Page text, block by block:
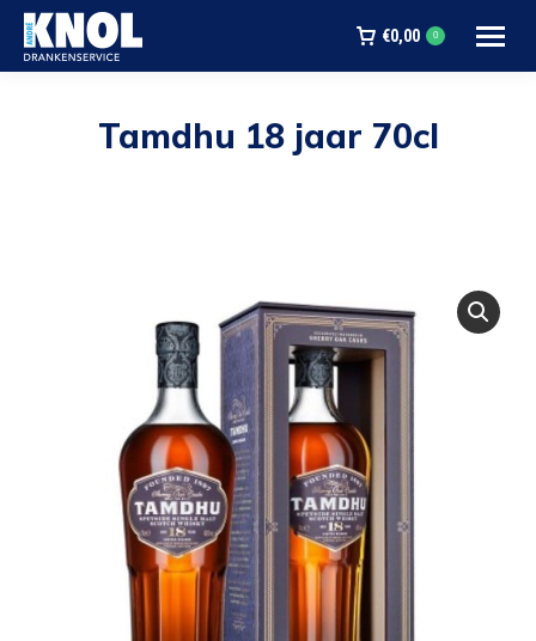
€0,00 0
Tamdhu 18 jaar 70cl